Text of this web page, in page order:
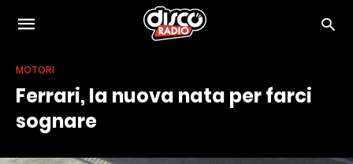
MOTORI
Ferrari, la nuova nata per farci
sognare